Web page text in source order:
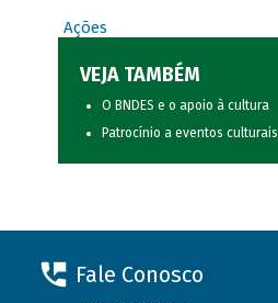
Ações
VEJA TAMBÉM
O BNDES e o apoio à cultura
Patrocínio a eventos culturais
Fale Conosco